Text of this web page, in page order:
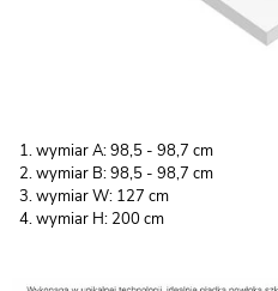
wymiar A: 98,5 - 98,7 cm
wymiar B: 98,5 - 98,7 cm
wymiar W: 127 cm
wymiar H: 200 cm